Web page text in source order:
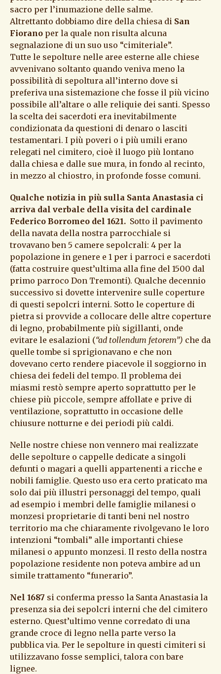
sacro per l’inumazione delle salme.
Altrettanto dobbiamo dire della chiesa di San
Fiorano per la quale non risulta alcuna
segnalazione di un suo uso “cimiteriale”.
Tutte le sepolture nelle aree esterne alle chiese
avvenivano soltanto quando veniva meno la
possibilità di sepoltura all’interno dove si
preferiva una sistemazione che fosse il più vicino
possibile all’altare o alle reliquie dei santi. Spesso
la scelta dei sacerdoti era inevitabilmente
condizionata da questioni di denaro o lasciti
testamentari. I più poveri o i più umili erano
relegati nel cimitero, cioè il luogo più lontano
dalla chiesa e dalle sue mura, in fondo al recinto,
in mezzo al chiostro, in profonde fosse comuni.
Qualche notizia in più sulla Santa Anastasia ci
arriva dal verbale della visita del cardinale
Federico Borromeo del 1621. Sotto il pavimento
della navata della nostra parrocchiale si
trovavano ben 5 camere sepolcrali: 4 per la
popolazione in genere e 1 per i parroci e sacerdoti
(fatta costruire quest’ultima alla fine del 1500 dal
primo parroco Don Tremonti). Qualche decennio
successivo si dovette intervenire sulle coperture
di questi sepolcri interni. Sotto le coperture di
pietra si provvide a collocare delle altre coperture
di legno, probabilmente più sigillanti, onde
evitare le esalazioni (“ad tollendum fetorem”) che da
quelle tombe si sprigionavano e che non
dovevano certo rendere piacevole il soggiorno in
chiesa dei fedeli del tempo. Il problema dei
miasmi restò sempre aperto soprattutto per le
chiese più piccole, sempre affollate e prive di
ventilazione, soprattutto in occasione delle
chiusure notturne e dei periodi più caldi.
Nelle nostre chiese non vennero mai realizzate
delle sepolture o cappelle dedicate a singoli
defunti o magari a quelli appartenenti a ricche e
nobili famiglie. Questo uso era certo praticato ma
solo dai più illustri personaggi del tempo, quali
ad esempio i membri delle famiglie milanesi o
monzesi proprietarie di tanti beni nel nostro
territorio ma che chiaramente rivolgevano le loro
intenzioni “tombali” alle importanti chiese
milanesi o appunto monzesi. Il resto della nostra
popolazione residente non poteva ambire ad un
simile trattamento “funerario”.
Nel 1687 si conferma presso la Santa Anastasia la
presenza sia dei sepolcri interni che del cimitero
esterno. Quest’ultimo venne corredato di una
grande croce di legno nella parte verso la
pubblica via. Per le sepolture in questi cimiteri si
utilizzavano fosse semplici, talora con bare
lignee.